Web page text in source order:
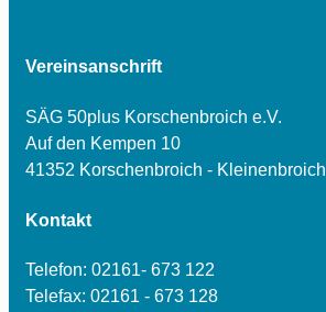
Vereinsanschrift
SÄG 50plus Korschenbroich e.V.
Auf den Kempen 10
41352 Korschenbroich - Kleinenbroich
Kontakt
Telefon: 02161- 673 122
Telefax: 02161 - 673 128